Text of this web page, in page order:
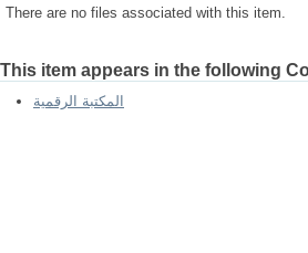
There are no files associated with this item.
This item appears in the following
المكتبة الرقمية